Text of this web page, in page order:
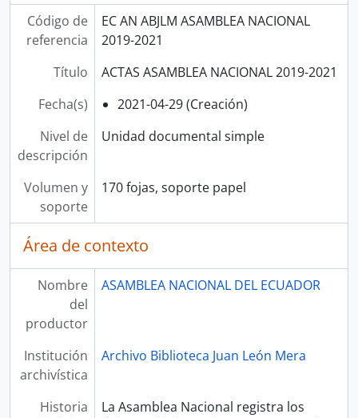
Código de
referencia
EC AN ABJLM ASAMBLEA NACIONAL
2019-2021
Título
ACTAS ASAMBLEA NACIONAL 2019-2021
Fecha(s)
2021-04-29 (Creación)
Nivel de
descripción
Unidad documental simple
Volumen y
soporte
170 fojas, soporte papel
Área de contexto
Nombre
del
productor
ASAMBLEA NACIONAL DEL ECUADOR
Institución
archivística
Archivo Biblioteca Juan León Mera
Historia
La Asamblea Nacional registra los